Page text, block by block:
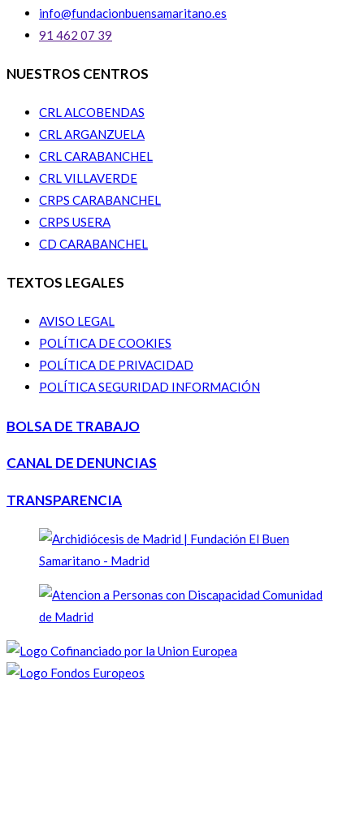
info@fundacionbuensamaritano.es
91 462 07 39
NUESTROS CENTROS
CRL ALCOBENDAS
CRL ARGANZUELA
CRL CARABANCHEL
CRL VILLAVERDE
CRPS CARABANCHEL
CRPS USERA
CD CARABANCHEL
TEXTOS LEGALES
AVISO LEGAL
POLÍTICA DE COOKIES
POLÍTICA DE PRIVACIDAD
POLÍTICA SEGURIDAD INFORMACIÓN
BOLSA DE TRABAJO
CANAL DE DENUNCIAS
TRANSPARENCIA